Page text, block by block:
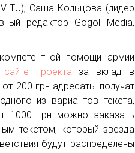
Саша Кольцова (лидер
редактор Gogol Media,
помощи армии
сайте проекта за вклад в
от 200 грн адресаты получат
из вариантов текста,
1000 грн можно заказать
текстом, который звезда
будут распределены